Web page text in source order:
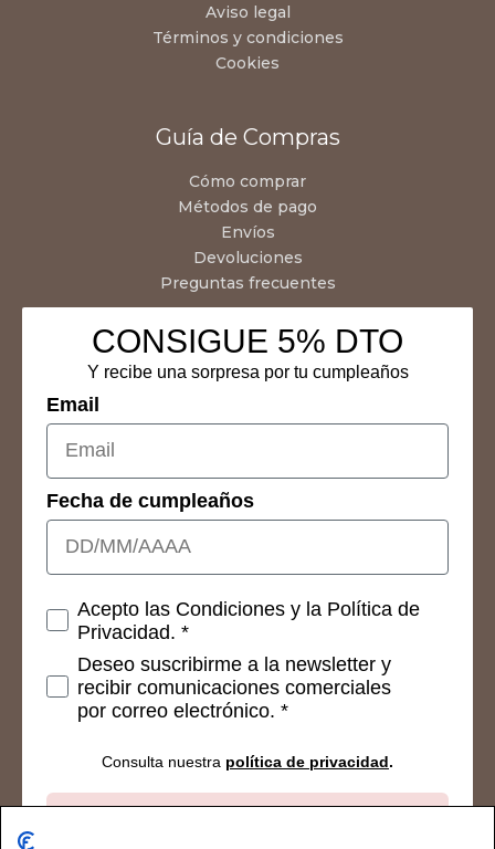
Aviso legal
Términos y condiciones
Cookies
Guía de Compras
Cómo comprar
Métodos de pago
Envíos
Devoluciones
Preguntas frecuentes
CONSIGUE 5% DTO
Y recibe una sorpresa por tu cumpleaños
Email
Fecha de cumpleaños
Consetimientos
Acepto las Condiciones y la Política de
Privacidad. *
Deseo suscribirme a la newsletter y
recibir comunicaciones comerciales
por correo electrónico. *
Consulta nuestra política de privacidad.